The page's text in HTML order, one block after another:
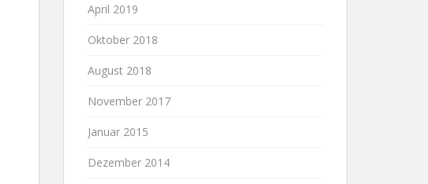
April 2019
Oktober 2018
August 2018
November 2017
Januar 2015
Dezember 2014